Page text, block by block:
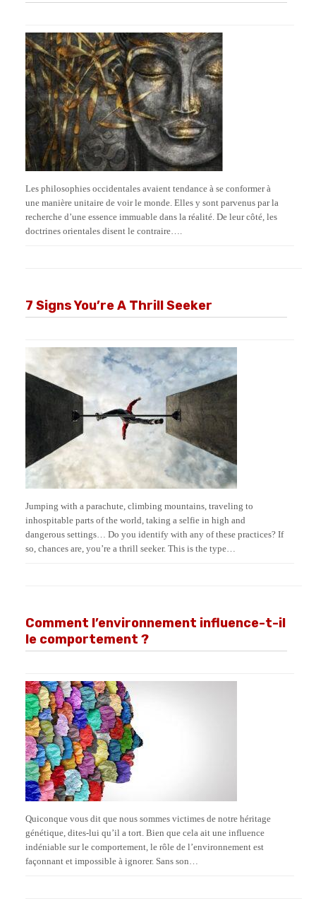
Les philosophies occidentales avaient tendance à se conformer à
une manière unitaire de voir le monde. Elles y sont parvenus par la
recherche d’une essence immuable dans la réalité. De leur côté, les
doctrines orientales disent le contraire….
7 Signs You’re A Thrill Seeker
Jumping with a parachute, climbing mountains, traveling to
inhospitable parts of the world, taking a selfie in high and
dangerous settings… Do you identify with any of these practices? If
so, chances are, you’re a thrill seeker. This is the type…
Comment l’environnement influence-t-il
le comportement ?
Quiconque vous dit que nous sommes victimes de notre héritage
génétique, dites-lui qu’il a tort. Bien que cela ait une influence
indéniable sur le comportement, le rôle de l’environnement est
façonnant et impossible à ignorer. Sans son…